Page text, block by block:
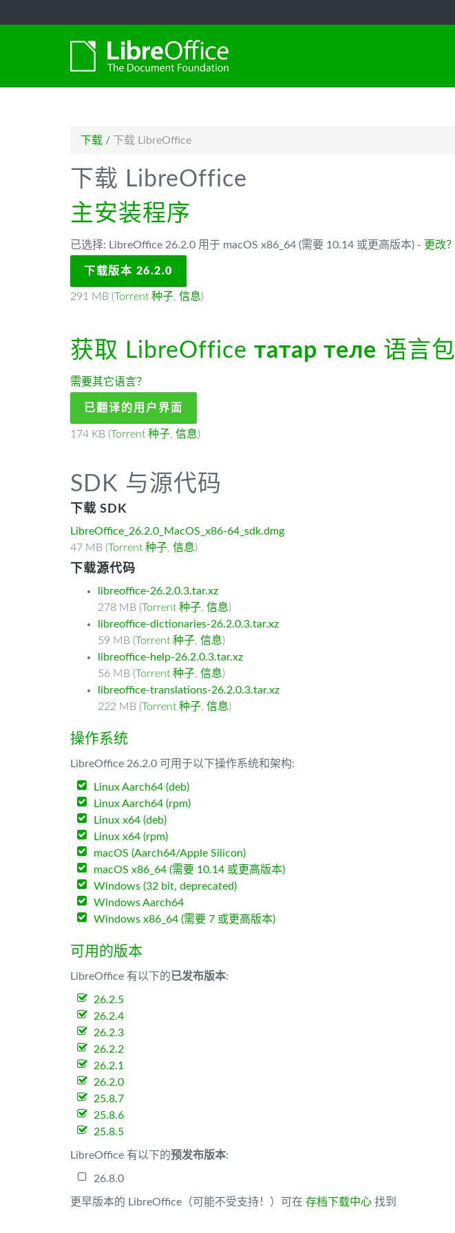
下载 / 下载 LibreOffice
下载 LibreOffice
主安装程序
已选择: LibreOffice 26.2.0 用于 macOS x86_64 (需要 10.14 或更高版本) - 更改？
下载版本 26.2.0
291 MB (Torrent 种子, 信息)
获取 LibreOffice татар теле 语言包
需要其它语言？
已翻译的用户界面
174 KB (Torrent 种子, 信息)
SDK 与源代码
下载 SDK
LibreOffice_26.2.0_MacOS_x86-64_sdk.dmg
47 MB (Torrent 种子, 信息)
下载源代码
libreoffice-26.2.0.3.tar.xz
278 MB (Torrent 种子, 信息)
libreoffice-dictionaries-26.2.0.3.tar.xz
59 MB (Torrent 种子, 信息)
libreoffice-help-26.2.0.3.tar.xz
56 MB (Torrent 种子, 信息)
libreoffice-translations-26.2.0.3.tar.xz
222 MB (Torrent 种子, 信息)
操作系统
LibreOffice 26.2.0 可用于以下操作系统和架构:
Linux Aarch64 (deb)
Linux Aarch64 (rpm)
Linux x64 (deb)
Linux x64 (rpm)
macOS (Aarch64/Apple Silicon)
macOS x86_64 (需要 10.14 或更高版本)
Windows (32 bit, deprecated)
Windows Aarch64
Windows x86_64 (需要 7 或更高版本)
可用的版本
LibreOffice 有以下的已发布版本:
26.2.5
26.2.4
26.2.3
26.2.2
26.2.1
26.2.0
25.8.7
25.8.6
25.8.5
LibreOffice 有以下的预发布版本:
26.8.0
更早版本的 LibreOffice（可能不受支持！）可在 存档下载中心 找到